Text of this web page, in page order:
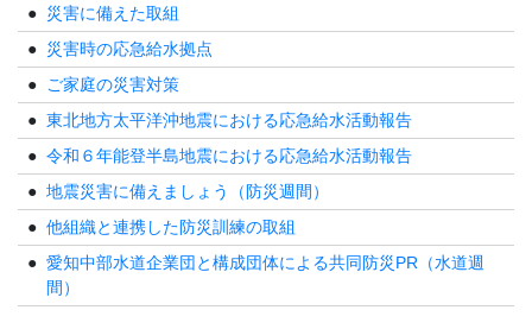
災害に備えた取組
災害時の応急給水拠点
ご家庭の災害対策
東北地方太平洋沖地震における応急給水活動報告
令和６年能登半島地震における応急給水活動報告
地震災害に備えましょう（防災週間）
他組織と連携した防災訓練の取組
愛知中部水道企業団と構成団体による共同防災PR（水道週
間）